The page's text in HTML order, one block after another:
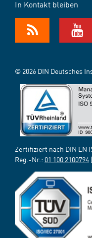
In Kontakt bleiben
© 2026 DIN Deutsches
Zertifiziert nach DIN EN
Reg.-Nr.: 01 100 2100794